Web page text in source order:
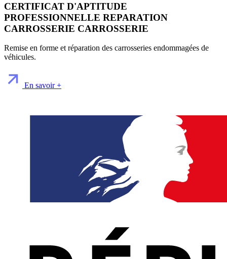
CERTIFICAT D'APTITUDE
PROFESSIONNELLE REPARATION
CARROSSERIE CARROSSERIE
Remise en forme et réparation des carrosseries endommagées de
véhicules.
En savoir +